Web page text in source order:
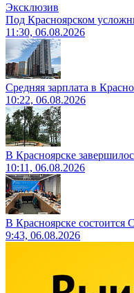
Эксклюзив
Под Красноярском
11:30, 06.08.2026
Средняя зарплата в
10:22, 06.08.2026
В Красноярске
10:11, 06.08.2026
В Красноярске состоится
9:43, 06.08.2026